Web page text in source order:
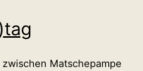
zwischen Matschepampe